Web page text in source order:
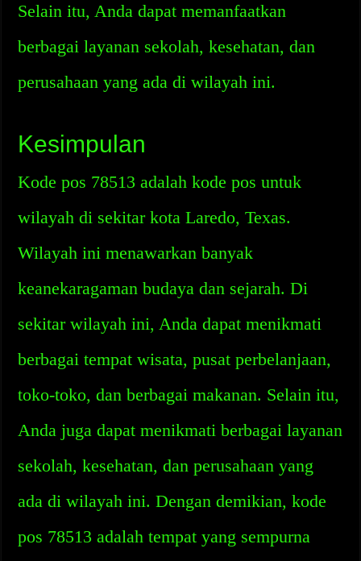
Selain itu, Anda dapat memanfaatkan
berbagai layanan sekolah, kesehatan, dan
perusahaan yang ada di wilayah ini.
Kesimpulan
Kode pos 78513 adalah kode pos untuk
wilayah di sekitar kota Laredo, Texas.
Wilayah ini menawarkan banyak
keanekaragaman budaya dan sejarah. Di
sekitar wilayah ini, Anda dapat menikmati
berbagai tempat wisata, pusat perbelanjaan,
toko-toko, dan berbagai makanan. Selain itu,
Anda juga dapat menikmati berbagai layanan
sekolah, kesehatan, dan perusahaan yang
ada di wilayah ini. Dengan demikian, kode
pos 78513 adalah tempat yang sempurna